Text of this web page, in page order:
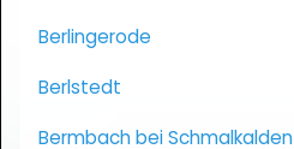
Berlingerode
Berlstedt
Bermbach bei Schmalkalden